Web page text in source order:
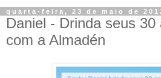
quarta-feira, 23 de maio de
Daniel - Drinda seus
com a Almadén